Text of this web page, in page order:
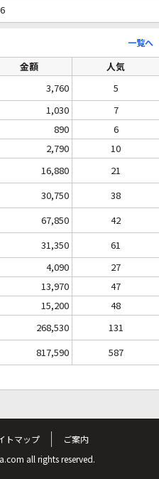
一覧へ
金額
人気
3,760 5
1,030
7
890
6
2,790
10
16,880
21
30,750
38
67,850
42
31,350 61
4,090
27
13,970
47
15,200
48
268,530
131
817,590
587
トマップ
ご案内
all rights reserved.